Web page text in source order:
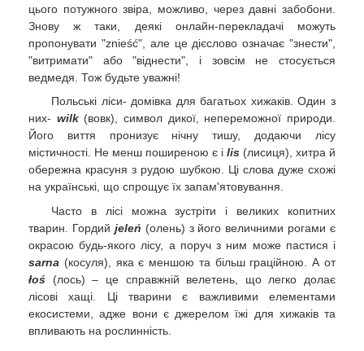
цього потужного звіра, можливо, через давні забобони.
Знову ж таки, деякі онлайн-перекладачі можуть
пропонувати "znieść", але це дієслово означає "знести",
"витримати" або "віднести", і зовсім не стосується
ведмедя. Тож будьте уважні!
Польські ліси- домівка для багатьох хижаків. Один з
них- wilk(вовк), символ дикої, непереможної природи.
Його виття пронизує нічну тишу, додаючи лісу
містичності. Не менш поширеною є і lis (лисиця), хитра й
обережна красуня з рудою шубкою. Ці слова дуже схожі
на українські, що спрощує їх запам'ятовування.
Часто в лісі можна зустріти і великих копитних
тварин. Гордий jeleń (олень) з його величними рогами є
окрасою будь-якого лісу, а поруч з ним може пастися і
sarna (косуля), яка є меншою та більш граційною. А от
łoś (лось) – це справжній велетень, що легко долає
лісові хащі. Ці тварини є важливими елементами
екосистеми, адже вони є джерелом їжі для хижаків та
впливають на рослинність.